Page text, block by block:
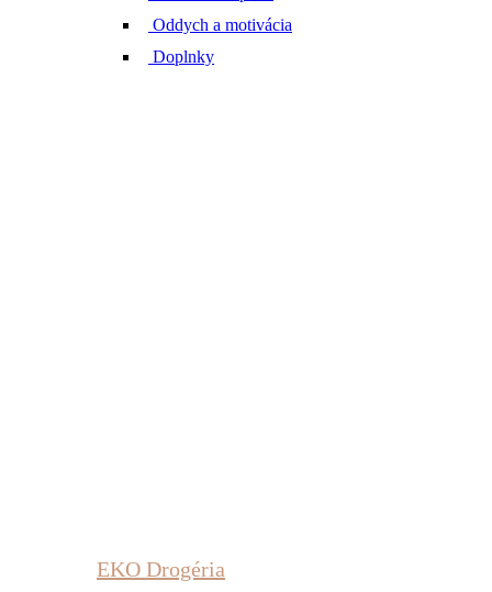
Oddych a motivácia
Doplnky
EKO Drogéria